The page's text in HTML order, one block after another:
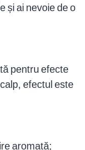
și ai nevoie de o
pentru efecte
efectul este
aromată;